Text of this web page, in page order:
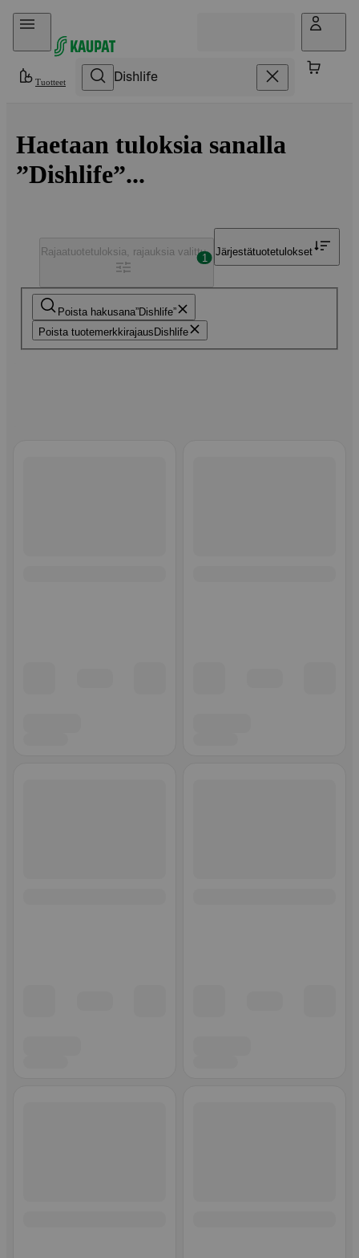
Hyppää sisältöön
Tuotteet
Haetaan tuloksia sanalla
”Dishlife”...
Poista hakusana Dishlife
Poista tuotemerkkirajaus Dishlife
Rajaatuotetuloksia, rajauksia valittu
1
Järjestätuotetulokset